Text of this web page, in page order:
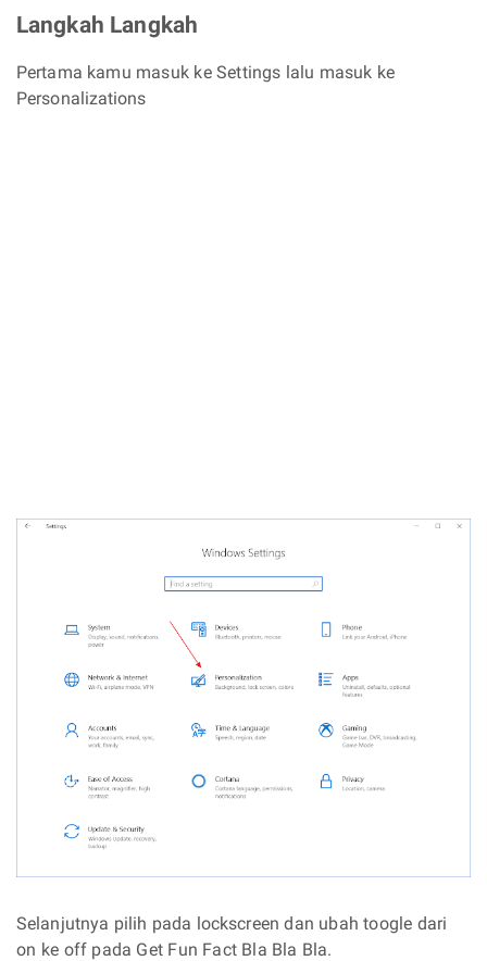
Langkah Langkah
Pertama kamu masuk ke Settings lalu masuk ke
Personalizations
Selanjutnya pilih pada lockscreen dan ubah toogle dari
on ke off pada Get Fun Fact Bla Bla Bla.